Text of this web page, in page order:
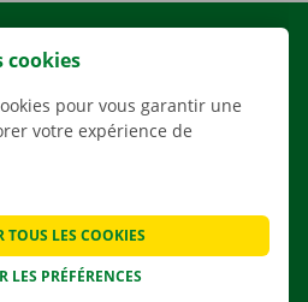
LOCATION
SERVICES
DE DÉMÉNAGEMENT
cookies
pour vous garantir une
votre expérience de
LES PRÉFÉRENCES
TOUS LES COOKIES